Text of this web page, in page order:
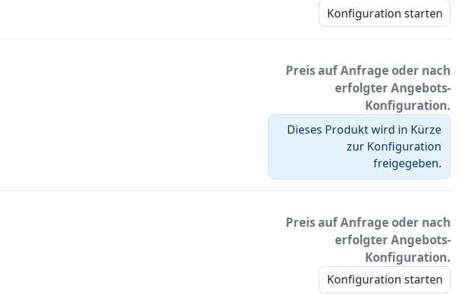
Konfiguration starten
Preis auf Anfrage oder nach
erfolgter Angebots-
Konfiguration.
Dieses Produkt wird in Kürze
zur Konfiguration
freigegeben.
Preis auf Anfrage oder nach
erfolgter Angebots-
Konfiguration.
Konfiguration starten